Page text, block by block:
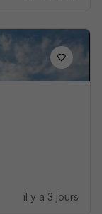
il y a 3 jours